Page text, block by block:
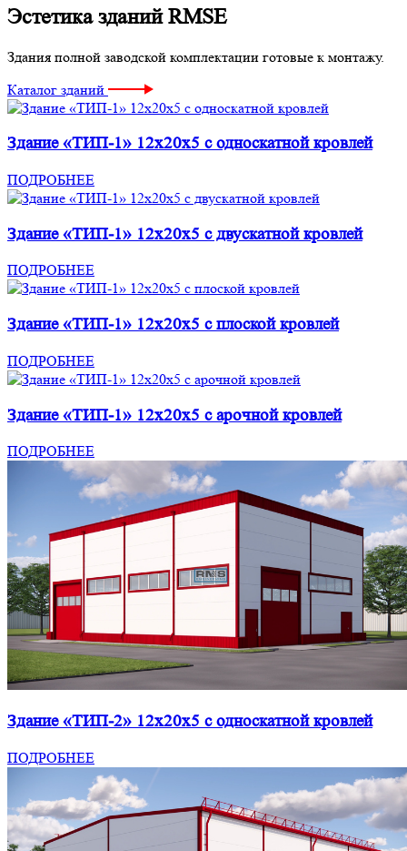
Эстетика зданий RMSE
Здания полной заводской комплектации готовые к монтажу.
Каталог зданий
Здание «ТИП-1» 12x20x5 с односкатной кровлей
ПОДРОБНЕЕ
Здание «ТИП-1» 12x20x5 с двускатной кровлей
ПОДРОБНЕЕ
Здание «ТИП-1» 12x20x5 с плоской кровлей
ПОДРОБНЕЕ
Здание «ТИП-1» 12x20x5 с арочной кровлей
ПОДРОБНЕЕ
Здание «ТИП-2» 12x20x5 с односкатной кровлей
ПОДРОБНЕЕ